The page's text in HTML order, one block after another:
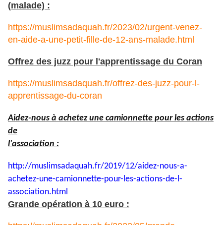
(malade) :
https://muslimsadaquah.fr/2023/02/urgent-venez-
en-aide-a-une-petit-fille-de-12-ans-malade.html
Offrez des juzz pour l'apprentissage du Coran
https://muslimsadaquah.fr/offrez-des-juzz-pour-l-
apprentissage-du-coran
Aidez-nous à achetez une camionnette pour les actions
de
l'association :
http://muslimsadaquah.fr/2019/12/aidez-nous-a-
achetez-une-camionnette-pour-les-actions-de-l-
association.html
Grande opération à 10 euro :